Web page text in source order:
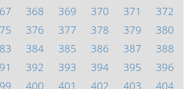
368 369 370 371
372
376 377 378 379
380
384 385 386 387
388
392 393 394 395
396
400 401 402 403 404